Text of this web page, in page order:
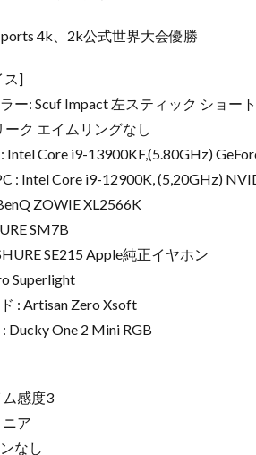
4k、2k公式世界大会優勝
ス]
ー: Scuf Impact 左スティック ショ
ク エイムリングなし
Intel Core i9-13900KF,(5.80GHz)
: Intel Core i9-12900K, (5,20GHz)
ZOWIE XL2566K
SM7B
SE215 Apple純正イヤホン
Superlight
: Artisan Zero Xsoft
Ducky One 2 Mini RGB
ム感度3
ア
なし